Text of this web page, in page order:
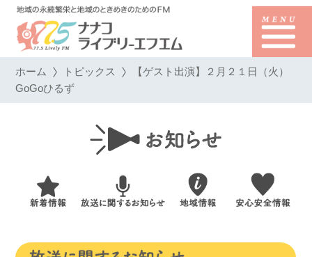
ホーム トピックス 【ゲスト出演】２月２１日（火）
GoGoひるず